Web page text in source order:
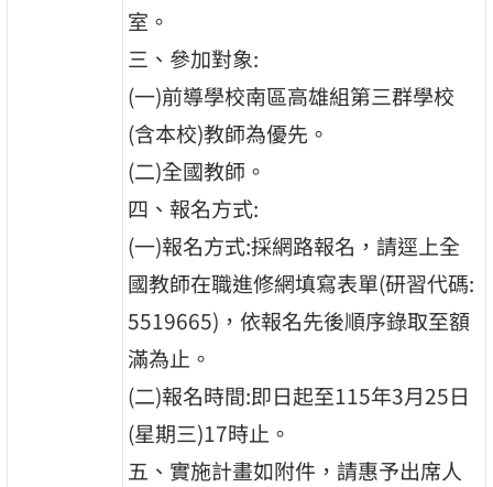
室。
三、參加對象:
(一)前導學校南區高雄組第三群學校
(含本校)教師為優先。
(二)全國教師。
四、報名方式:
(一)報名方式:採網路報名，請逕上全
國教師在職進修網填寫表單(研習代碼:
5519665)，依報名先後順序錄取至額
滿為止。
(二)報名時間:即日起至115年3月25日
(星期三)17時止。
五、實施計畫如附件，請惠予出席人